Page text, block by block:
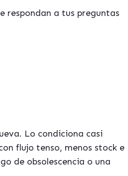
respondan a tus preguntas
Lo condiciona casi
flujo tenso, menos stock e
de obsolescencia o una